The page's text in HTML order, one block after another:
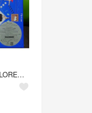
COSMIC EXPLORER（初回限定盤A）